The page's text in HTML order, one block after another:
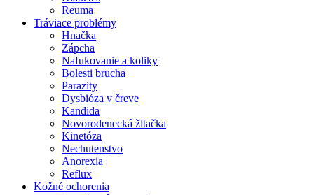
Reuma
Tráviace problémy
Hnačka
Zápcha
Nafukovanie a koliky
Bolesti brucha
Parazity
Dysbióza v čreve
Kandida
Novorodenecká žltačka
Kinetóza
Nechutenstvo
Anorexia
Reflux
Kožné ochorenia